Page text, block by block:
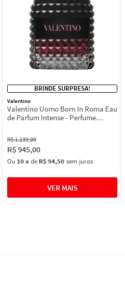
BRINDE SURPRESA!
Valentino
Valentino Uomo Born In Roma Eau
de Parfum Intense - Perfume
R$1.139,00
R$945,00
Ou 10xde R$ 94,50 sem juros